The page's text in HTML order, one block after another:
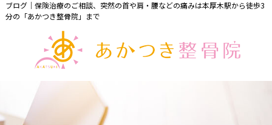
ブログ｜保険治療のご相談、突然の首や肩・腰などの痛みは本厚木駅から徒歩3
分の「あかつき整骨院」まで